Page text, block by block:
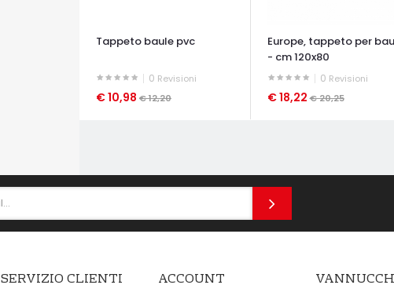
Tappeto baule pvc
0 Revisioni
€ 10,98 € 12,20
Europe, tappeto per
- cm 120x80
0 Revisioni
€ 18,22€ 20,25
SERVIZIO CLIENTI ACCOUNT